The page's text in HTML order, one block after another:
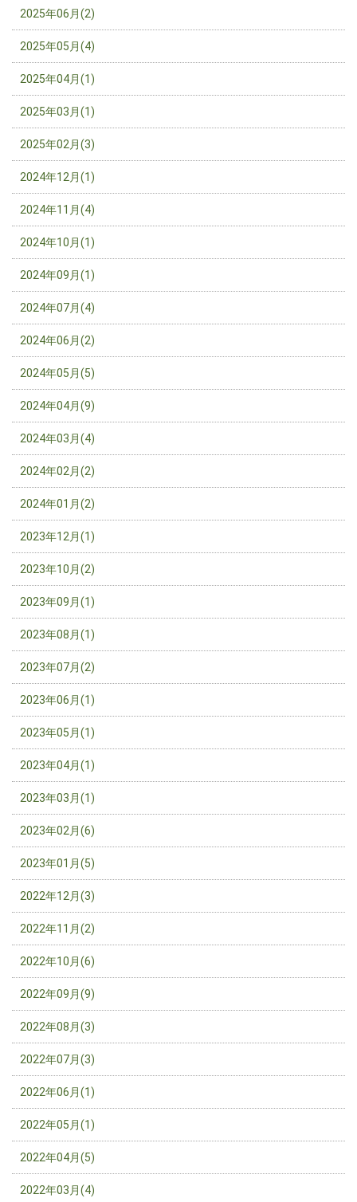
2025年06月(2)
2025年05月(4)
2025年04月(1)
2025年03月(1)
2025年02月(3)
2024年12月(1)
2024年11月(4)
2024年10月(1)
2024年09月(1)
2024年07月(4)
2024年06月(2)
2024年05月(5)
2024年04月(9)
2024年03月(4)
2024年02月(2)
2024年01月(2)
2023年12月(1)
2023年10月(2)
2023年09月(1)
2023年08月(1)
2023年07月(2)
2023年06月(1)
2023年05月(1)
2023年04月(1)
2023年03月(1)
2023年02月(6)
2023年01月(5)
2022年12月(3)
2022年11月(2)
2022年10月(6)
2022年09月(9)
2022年08月(3)
2022年07月(3)
2022年06月(1)
2022年05月(1)
2022年04月(5)
2022年03月(4)